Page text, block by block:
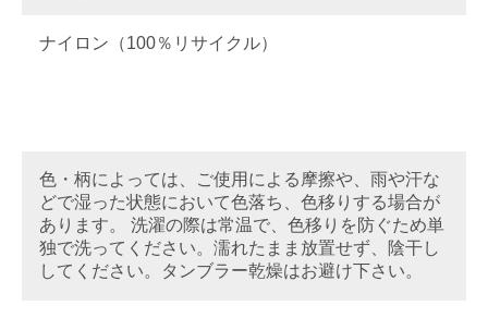
ナイロン（100％リサイクル）
色・柄によっては、ご使用による摩擦や、雨や汗な
どで湿った状態において色落ち、色移りする場合が
あります。 洗濯の際は常温で、色移りを防ぐため単
独で洗ってください。濡れたまま放置せず、陰干し
してください。タンブラー乾燥はお避け下さい。